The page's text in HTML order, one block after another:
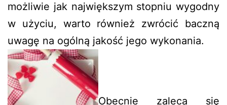
możliwie jak największym stopniu wygodny
w użyciu, warto również zwrócić baczną
uwagę na ogólną jakość jego wykonania.
Obecnie zaleca się